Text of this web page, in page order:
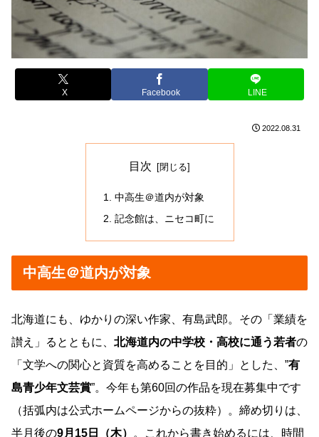
X Facebook LINE
2022.08.31
目次
中高生＠道内が対象
記念館は、ニセコ町に
中高生＠道内が対象
北海道にも、ゆかりの深い作家、有島武郎。その「業績を
讃え」るとともに、 北海道内の中学校・高校に通う若者の
「文学への関心と資質を高めることを目的」とした、”有
島青少年文芸賞”。今年も第60回の作品を現在募集中です
（括弧内は公式ホームページからの抜粋）。締め切りは、
半月後の9月15日（木） 。これから書き始めるには、時間